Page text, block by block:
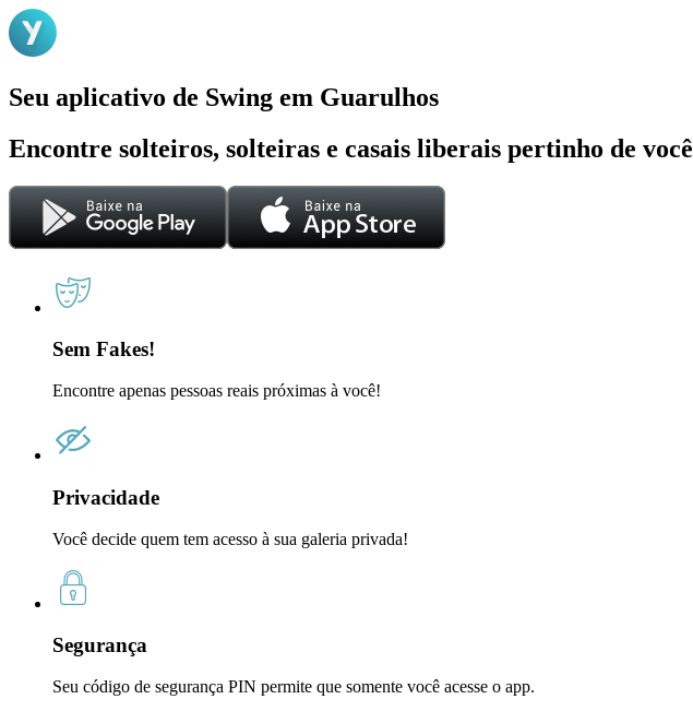
Seu aplicativo de Swing em Guarulhos
Encontre solteiros, solteiras e casais liberais pertinho de você
Sem Fakes!
Encontre apenas pessoas reais próximas à você!
Privacidade
Você decide quem tem acesso à sua galeria privada!
Segurança
Seu código de segurança PIN permite que somente você acesse o app.